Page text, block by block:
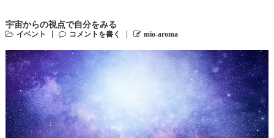
宇宙からの視点で自分をみる
イベント コメントを書く mio-aroma